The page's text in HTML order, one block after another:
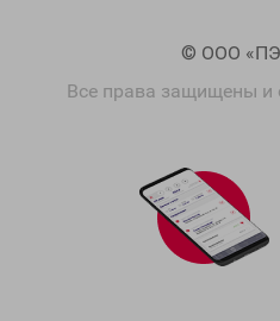
© ООО
Все права защищены и